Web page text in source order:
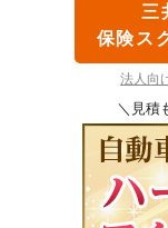
三
保険ス
法人向
＼見積